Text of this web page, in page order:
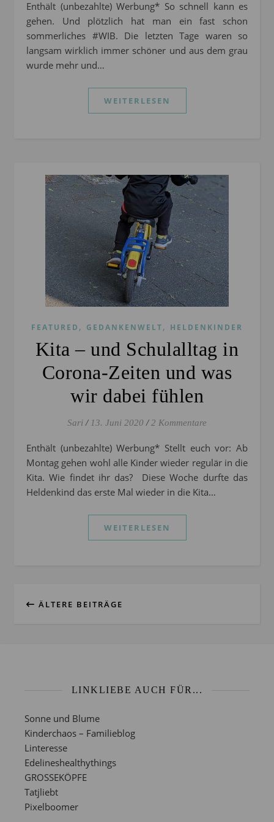
Enthält (unbezahlte) Werbung* So schnell kann es
gehen. Und plötzlich hat man ein fast schon
sommerliches #WIB. Die letzten Tage waren so
langsam wirklich immer schöner und aus dem grau
wurde mehr und…
WEITERLESEN
FEATURED , GEDANKENWELT, HELDENKINDER
Kita – und Schulalltag in
Corona-Zeiten und was
wir dabei fühlen
Sari / 13. Juni 2020 / 2 Kommentare
Enthält (unbezahlte) Werbung* Stellt euch vor: Ab
Montag gehen wohl alle Kinder wieder regulär in die
Kita. Wie findet ihr das? Diese Woche durfte das
Heldenkind das erste Mal wieder in die Kita…
WEITERLESEN
ÄLTERE BEITRÄGE
LINKLIEBE AUCH FÜR...
Sonne und Blume
Kinderchaos – Familieblog
Linteresse
Edelineshealthythings
GROSSEKÖPFE
Tatjliebt
Pixelboomer